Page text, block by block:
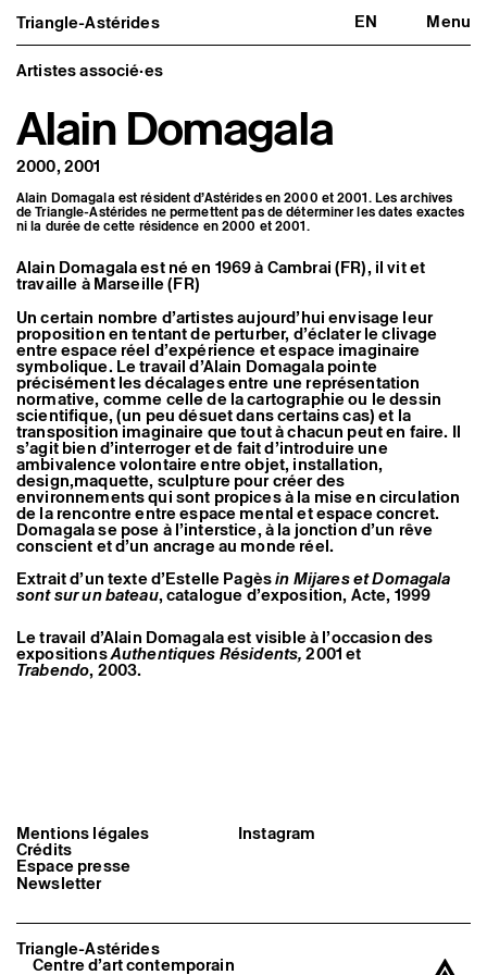
Triangle-Astérides EN Menu
Triangle-Astérides
Centre d’art contemporain
d’intérêt national
et résidence internationale d'artistes
Fermer
Présentation
À propos
Équipe et gouvernance
Formation professionnelle
Adhérer / nous soutenir
Informations pratiques
Programmation
Agenda : en cours et à venir
Expositions
Événements
Programmation éditoriale
Médiation
Publics associés
Les Nouveaux Commanditaires
Artistes résident·es et associé·es
Résident·es
Artistes associé·es
Hors-les-murs
Ancien·nes résident·es et artistes associé·es
Artistes associé·es
Alain Domagala
2000, 2001
Alain Domagala est résident d’Astérides en 2000 et 2001. Les archives
de Triangle-Astérides ne permettent pas de déterminer les dates exactes
ni la durée de cette résidence en 2000 et 2001.
Alain Domagala est né en 1969 à Cambrai (FR), il vit et
travaille à Marseille (FR)
Un certain nombre d’artistes aujourd’hui envisage leur
proposition en tentant de perturber, d’éclater le clivage
entre espace réel d’expérience et espace imaginaire
symbolique. Le travail d’Alain Domagala pointe
précisément les décalages entre une représentation
normative, comme celle de la cartographie ou le dessin
scientifique, (un peu désuet dans certains cas) et la
transposition imaginaire que tout à chacun peut en faire. Il
s’agit bien d’interroger et de fait d’introduire une
ambivalence volontaire entre objet, installation,
design,maquette, sculpture pour créer des
environnements qui sont propices à la mise en circulation
de la rencontre entre espace mental et espace concret.
Domagala se pose à l’interstice, à la jonction d’un rêve
conscient et d’un ancrage au monde réel.
Extrait d’un texte d’Estelle PagèsinMijares et Domagala
sont sur un bateau, catalogue d’exposition, Acte, 1999
Le travail d’Alain Domagala est visible à l’occasion des
expositionsAuthentiques Résidents, 2001 et
Trabendo, 2003.
Triangle-Astérides
Centre d’art contemporain
Instagram
Mentions légales
Crédits
Espace presse
Newsletter